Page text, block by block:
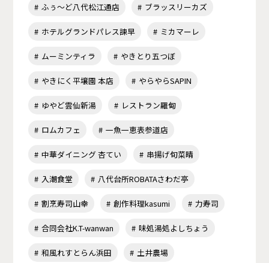
ふぅ～ど八代松江通店 ブラッスリーカズ
ホテルグランドパレス諫早 ミカマーレ
ムーミンティラ やきとり五つぼ
やきにく平壌園 本店 やらやらSAPIN
ゆやど雲仙新湯 レストラン羅甸
ロムカフェ 一魚一恵表参道店
中華ダイニング 杏てい 串揚げ旬菜晴
入潮食堂 八代台所ROBATAさわだ亭
割烹寿司山幸 創作料理kasumi 力寿司
合同会社K.T-wanwan 味処湯処よしちょう
和風れすとらん浜田 土井農場